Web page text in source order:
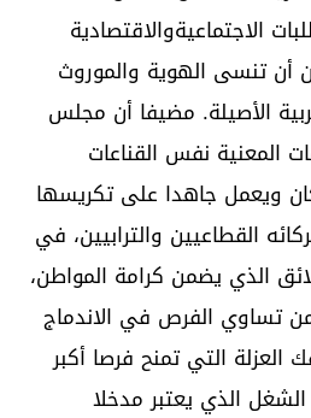
الاجتماعيةوالاقتصادية
أن تنسى الهوية والموروث
الأصيلة. مضيفا أن مجلس
المعنية نفس القناعات
ويعمل جاهدا على تكريسها
القطاعيين والترابيين، في
الذي يضمن كرامة المواطن،
تساوي الفرص في الاندماج
العزلة التي تمنح فرصا أكبر
الذي يعتبر مدخلا